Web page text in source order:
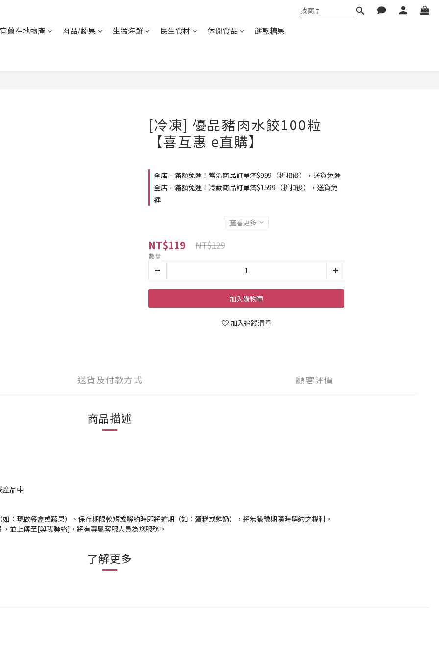
宜蘭在地物產 肉品/蔬果 生猛海鮮 民生食材 休閒食品 餅乾糖果
[冷凍] 優品豬肉水餃100粒
【喜互惠 e直購】
全店，滿額免運！常溫商品訂單滿$999（折扣後），送貨免運
全店，滿額免運！冷藏商品訂單滿$1599（折扣後），送貨免
運
查看更多
NT$119 NT$129
數量
加入購物車
加入追蹤清單
送貨及付款方式 顧客評價
商品描述
產品中
：現做餐盒或蔬果）、保存期限較短或解約時即將逾期（如：蛋糕或鮮奶），將無猶豫期隨時解約之權利。
並上傳至[與我聯絡]，將有專屬客服人員為您服務。
了解更多